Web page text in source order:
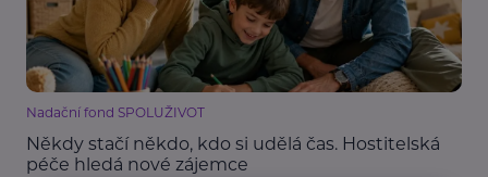
Nadační fond SPOLUŽIVOT
Někdy stačí někdo, kdo si udělá čas. Hostitelská
péče hledá nové zájemce